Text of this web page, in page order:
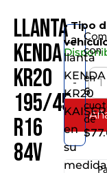
Llanta
KENDA
KR20
195/45
R16
84V
-
con
en
6
de
La
llanta
KENDA
KR20
KAISER
en
su
medida
• Tipo